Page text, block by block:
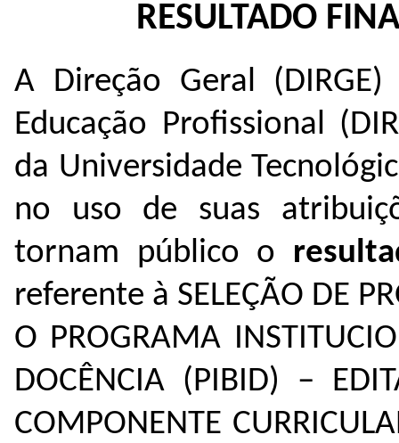
RESULTADO
A Direção Geral
Educação Profissional
da Universidade
no uso de suas
tornam público o
referente à SELEÇÃO DE
O PROGRAMA
DOCÊNCIA (PIBID) –
COMPONENTE